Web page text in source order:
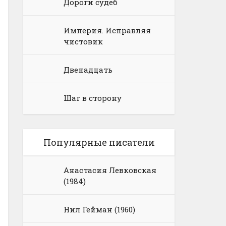
Дороги судеб
Империя. Исправляя
чистовик
Двенадцать
Шаг в сторону
Популярные писатели
Анастасия Левковская
(1984)
Нил Гейман (1960)